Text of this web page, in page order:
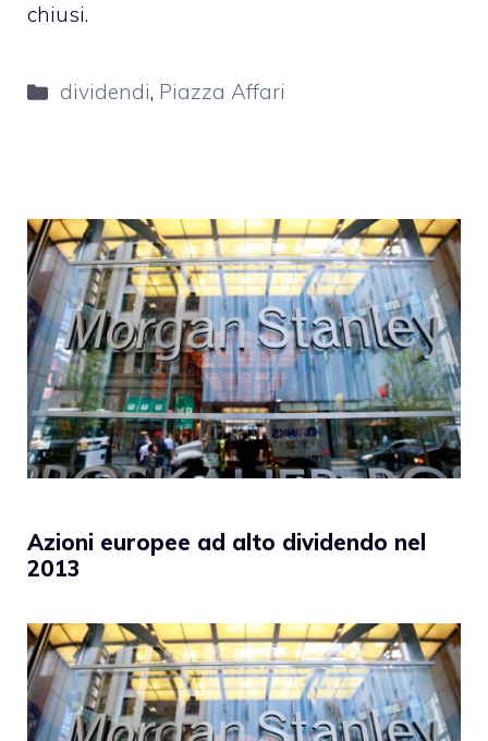
chiusi.
Categorie
dividendi, Piazza Affari
Azioni europee ad alto dividendo nel
2013